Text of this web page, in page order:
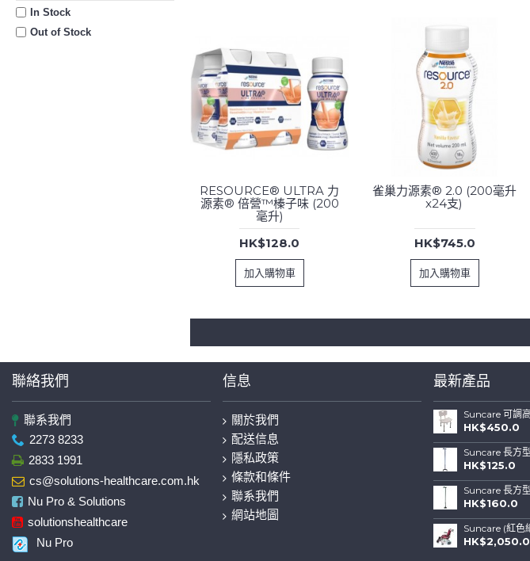
香橙味 (2)
香蕉味 (1)
In Stock
Out of Stock
RESOURCE® ULTRA 力
源素® 倍營™榛子味 (200
毫升)
HK$128.0
加入購物車
雀巢力源素® 2.0 (200毫升
x24支)
HK$745.0
加入購物車
聯絡我們
聯系我們
2273 8233
2833 1991
cs@solutions-healthcare.com.hk
Nu Pro & Solutions
solutionshealthcare
Nu Pro
信息
關於我們
配送信息
隱私政策
條款和條件
聯系我們
網站地圖
最新產品
HK$450.0
HK$125.0
HK$160.0
HK$2,050.0